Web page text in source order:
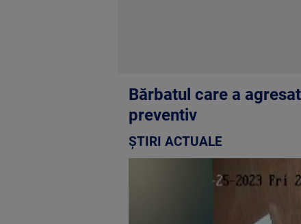
Bărbatul care a
preventiv
ȘTIRI ACTUALE